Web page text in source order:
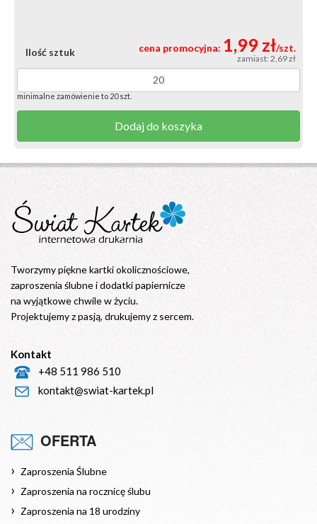
Ilość sztuk
minimalne zamówienie to 20 szt.
Dodaj do koszyka
cena promocyjna: 1,99 zł/szt.
zamiast: 2,69 zł
Tworzymy piękne kartki okolicznościowe,
zaproszenia ślubne i dodatki papiernicze
na wyjątkowe chwile w życiu.
Projektujemy z pasją, drukujemy z sercem.
Kontakt
+48 511 986 510
kontakt@swiat-kartek.pl
OFERTA
Zaproszenia Ślubne
Zaproszenia na rocznicę ślubu
Zaproszenia na 18 urodziny